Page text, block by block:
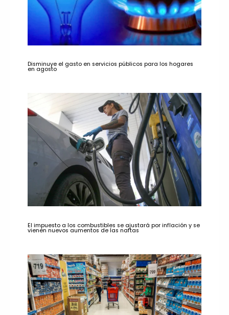
Disminuye el gasto en servicios públicos para los hogares
en agosto
El impuesto a los combustibles se ajustará por inflación y se
vienen nuevos aumentos de las naftas